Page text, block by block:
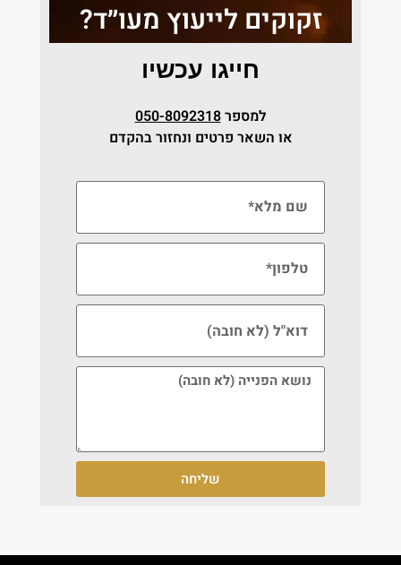
זקוקים לייעוץ מעו״ד?
חייגו עכשיו
למספר050-8092318
או השאר פרטים ונחזור בהקדם
שליחה